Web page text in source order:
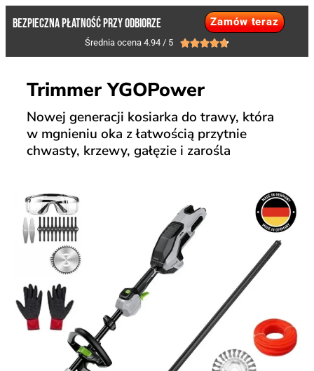
BEZPIECZNA PŁATNOŚĆ PRZY ODBIORZE Zamów teraz
Średnia ocena 4.94 / 5 
Trimmer YGOPower
Nowej generacji kosiarka do trawy, która
w mgnieniu oka z łatwością przytnie
chwasty, krzewy, gałęzie i zarośla